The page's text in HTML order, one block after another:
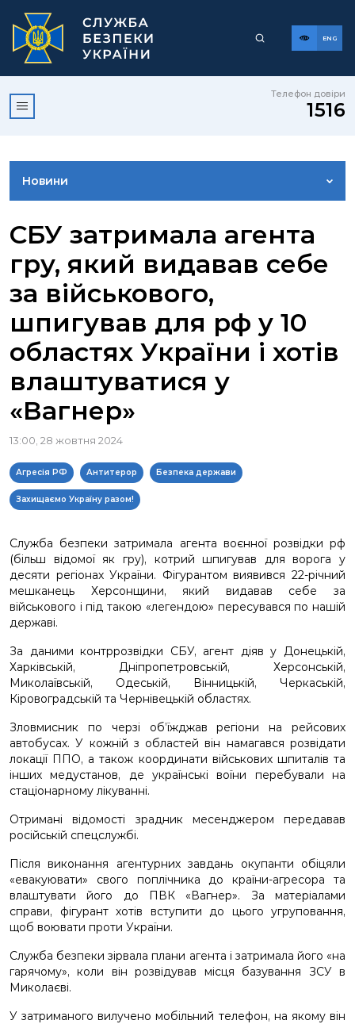
ENG
Телефон довіри
1516
Новини
ВІДЕОГАЛЕРЕЯ
КОНТАКТИ ПРЕСЦЕНТРУ
СБУ затримала агента
гру, який видавав себе
за військового,
шпигував для рф у 10
областях України і хотів
влаштуватися у
«Вагнер»
13:00, 28 жовтня 2024
Агресія РФ Антитерор Безпека держави
Захищаємо Україну разом!
Служба безпеки затримала агента воєнної розвідки рф
(більш відомої як гру), котрий шпигував для ворога у
десяти регіонах України. Фігурантом виявився 22-річний
мешканець Херсонщини, який видавав себе за
військового і під такою «легендою» пересувався по нашій
державі.
За даними контррозвідки СБУ, агент діяв у Донецькій,
Харківській, Дніпропетровській, Херсонській,
Миколаївській, Одеській, Вінницькій, Черкаській,
Кіровоградській та Чернівецькій областях.
Зловмисник по черзі об’їжджав регіони на рейсових
автобусах. У кожній з областей він намагався розвідати
локації ППО, а також координати військових шпиталів та
інших медустанов, де українські воїни перебували на
стаціонарному лікуванні.
Отримані відомості зрадник месенджером передавав
російській спецслужбі.
Після виконання агентурних завдань окупанти обіцяли
«евакуювати» свого поплічника до країни-агресора та
влаштувати його до ПВК «Вагнер». За матеріалами
справи, фігурант хотів вступити до цього угруповання,
щоб воювати проти України.
Служба безпеки зірвала плани агента і затримала його «на
гарячому», коли він розвідував місця базування ЗСУ в
Миколаєві.
У затриманого вилучено мобільний телефон, на якому він